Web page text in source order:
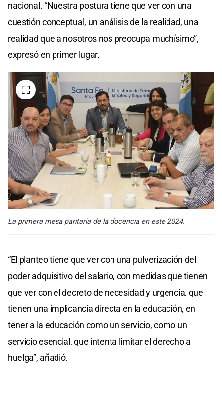
nacional. “Nuestra postura tiene que ver con una
cuestión conceptual, un análisis de la realidad, una
realidad que a nosotros nos preocupa muchísimo”,
expresó en primer lugar.
La primera mesa paritaria de la docencia en este 2024.
“El planteo tiene que ver con una pulverización del
poder adquisitivo del salario, con medidas que tienen
que ver con el decreto de necesidad y urgencia, que
tienen una implicancia directa en la educación, en
tener a la educación como un servicio, como un
servicio esencial, que intenta limitar el derecho a
huelga”, añadió.